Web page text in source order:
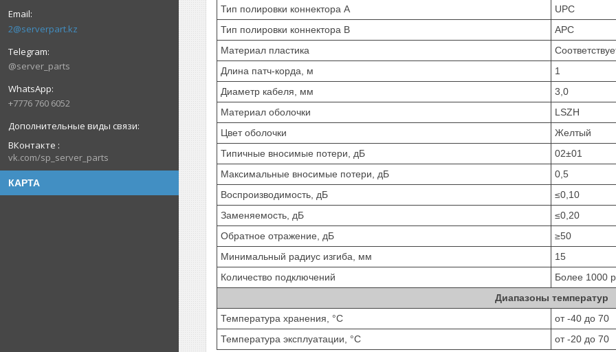
2@serverpart.kz
@server_parts
+7776 760 6052
ВКонтакте
vk.com/sp_server_parts
КАРТА
Тип полировки коннектора A
UPC
Тип полировки коннектора B
APC
Материал пластика
Длина патч-корда, м
1
Диаметр кабеля, мм
3,0
Материал оболочки
LSZH
Цвет оболочки
Желтый
Типичные вносимые потери, дБ
02±01
Максимальные вносимые потери, дБ
0,5
Воспроизводимость, дБ
≤0,10
Заменяемость, дБ
≤0,20
Обратное отражение, дБ
≥50
Минимальный радиус изгиба, мм
15
Количество подключений
Более 1000
Диапазоны температур
Температура хранения, °C
от -40 до 70
Температура эксплуатации, °C
от -20 до 70